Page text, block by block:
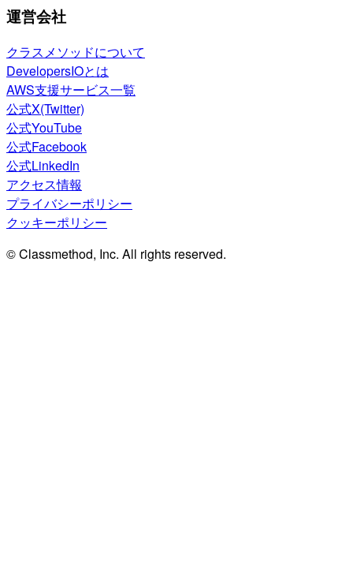
運営会社
クラスメソッドについて
DevelopersIOとは
AWS支援サービス一覧
公式X(Twitter)
公式YouTube
公式Facebook
公式LinkedIn
アクセス情報
プライバシーポリシー
クッキーポリシー
© Classmethod, Inc. All rights reserved.